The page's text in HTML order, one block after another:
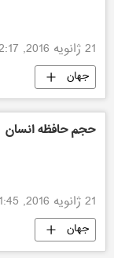
21 ژانویه 2016, 22:17
جهان
حجم حافظه انسان
21 ژانویه 2016, 21:45
جهان